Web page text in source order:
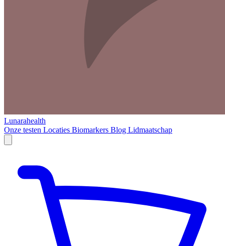
Lunarahealth
Onze testen Locaties Biomarkers Blog Lidmaatschap